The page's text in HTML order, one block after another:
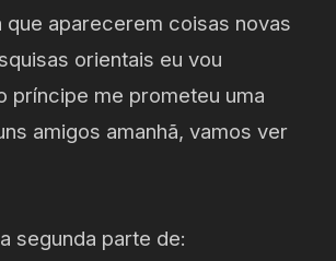
que aparecerem coisas novas
orientais eu vou
príncipe me prometeu uma
amigos amanhã, vamos ver
segunda parte de: